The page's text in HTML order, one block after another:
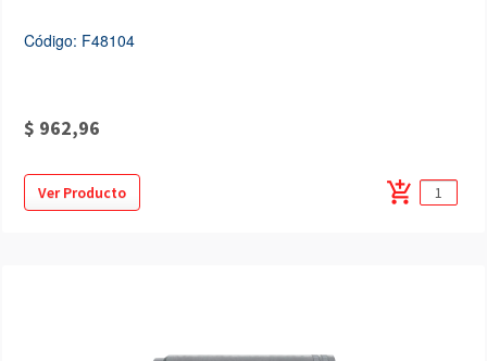
Código: F48104
$ 962,96
Ver Producto add_shopping_cart